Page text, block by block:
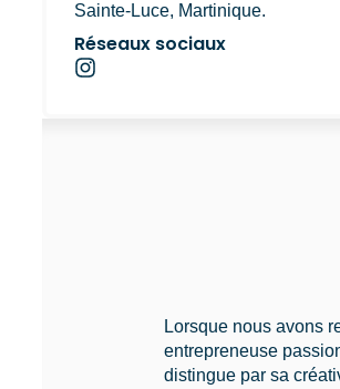
Sainte-Luce, Martinique.
Réseaux sociaux
I
Lorsque nous avons
entrepreneuse
distingue par sa